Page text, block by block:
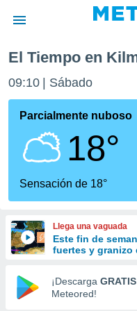
de
por
se
calidad.
a este
las
y
forma
digital
basada
El Tiempo en
09:10 Sábado
Parcialmente nuboso
18°
Sensación de 18°
Llega una vaguada
Este fin de
fuertes y granizo
¡Descarga GRATIS
Meteored!